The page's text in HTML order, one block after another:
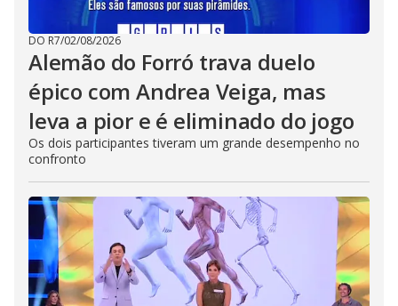
DO R7/02/08/2026
Alemão do Forró trava duelo
épico com Andrea Veiga, mas
leva a pior e é eliminado do jogo
Os dois participantes tiveram um grande desempenho no
confronto